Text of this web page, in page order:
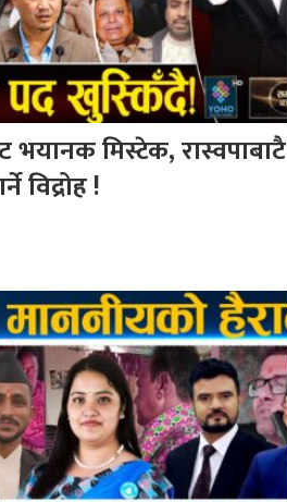
भयानक मिस्टेक, रास्वपाबाटै
विद्रोह !